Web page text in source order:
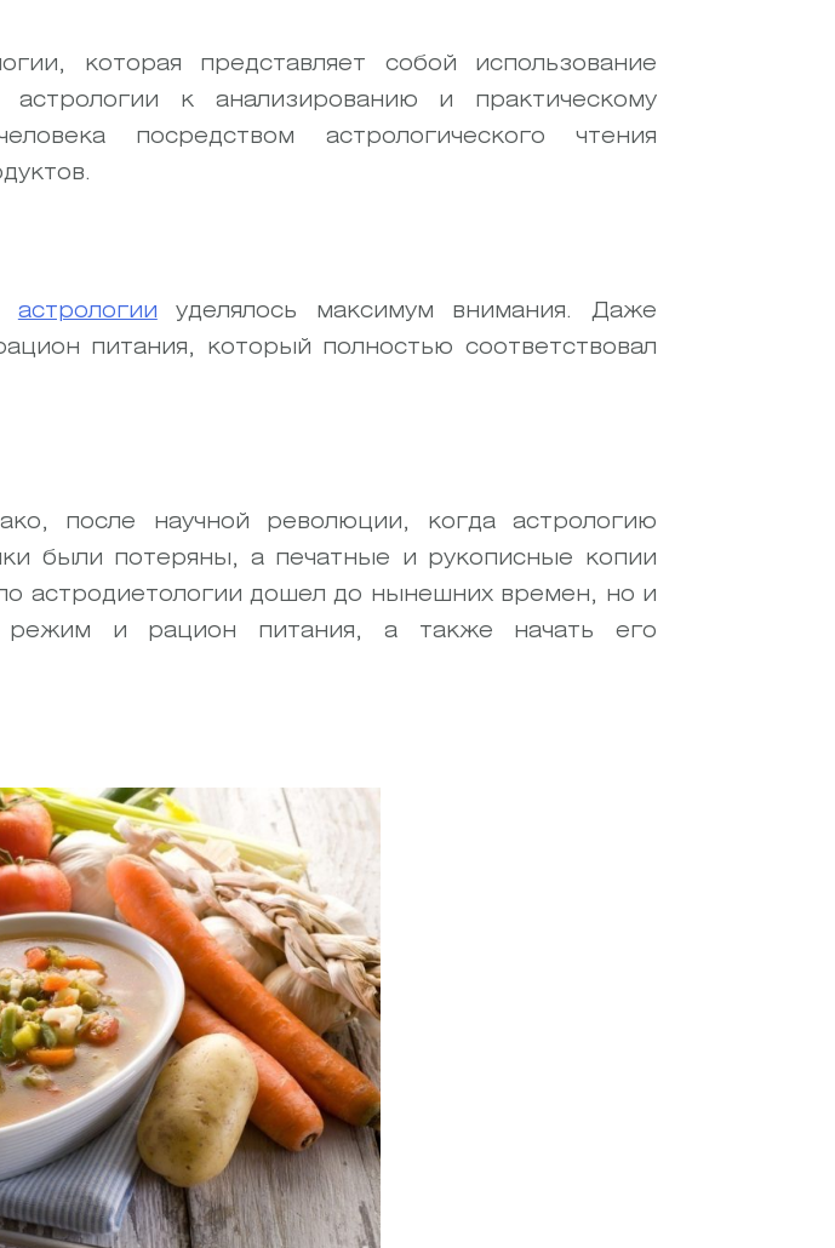
которая представляет собой использование
к анализированию и практическому
посредством астрологического чтения
астрологии уделялось максимум внимания. Даже
питания, который полностью соответствовал
после научной революции, когда астрологию
были потеряны, а печатные и рукописные копии
астродиетологии дошел до нынешних времен, но и
режим и рацион питания, а также начать его